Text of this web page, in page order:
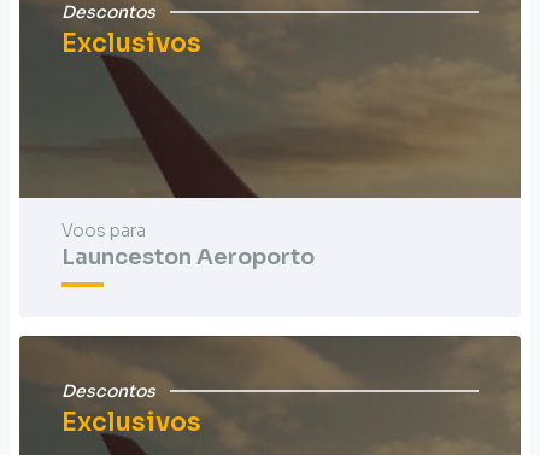
Descontos
Exclusivos
Voos para
Launceston Aeroporto
Descontos
Exclusivos